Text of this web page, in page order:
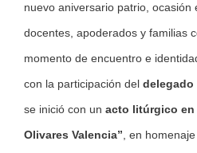
nuevo aniversario patrio, ocasión
docentes, apoderados y familias
momento de encuentro e
con la participación del delegado
se inició con un acto litúrgico en
Olivares Valencia” , en